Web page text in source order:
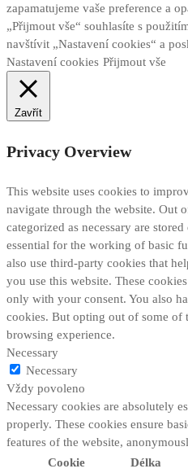
zapamatujeme vaše preference a
„Přijmout vše“ souhlasíte s
navštívit „Nastavení cookies“ a
Nastavení cookies Přijmout vše
Zavřít
Privacy Overview
This website uses cookies to
navigate through the website. Out
categorized as necessary are
essential for the working of basic
also use third-party cookies that
you use this website. These
only with your consent. You also
cookies. But opting out of some of
browsing experience.
Necessary
Necessary
Vždy povoleno
Necessary cookies are absolutely
properly. These cookies ensure
features of the website,
Cookie
Délka